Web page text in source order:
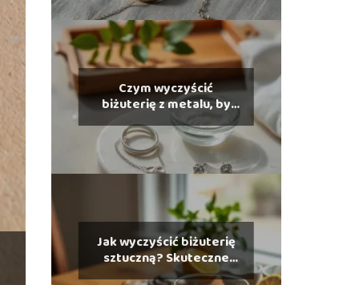
Czym wyczyścić
biżuterię z metalu, by
przywrócić jej blask?
Jak wyczyścić biżuterię
sztuczną? Skuteczne
domowe sposoby